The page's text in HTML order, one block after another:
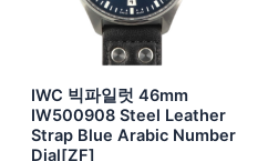
IWC 빅파일럿 46mm
IW500908 Steel Leather
Strap Blue Arabic Number
Dial[ZF]